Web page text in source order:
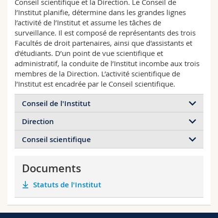
Sciences et médecine
Interfacultaire
Collaborateurs
Doctorants
Webmail
Programme des cours
MyUnifr
Conseil scientifique et la Direction. Le Conseil de
l’Institut planifie, détermine dans les grandes lignes
l’activité de l’Institut et assume les tâches de
surveillance. Il est composé de représentants des trois
Facultés de droit partenaires, ainsi que d'assistants et
d'étudiants. D’un point de vue scientifique et
administratif, la conduite de l’Institut incombe aux trois
membres de la Direction. L’activité scientifique de
l’Institut est encadrée par le Conseil scientifique.
Conseil de l'Institut
Prof. Cesla Amarelle, Université de Neuchâtel,
Présidente
Prof. Eva Maria Belser, Université de Fribourg,
Prof. Isabelle Chabloz, Université de Fribourg
Prof. Michael Hahn, Université de Berne
Prof. Jörg Künzli, Université de Berne
Robert Mosters, Université de Fribourg
Direction
Prof. Samantha Besson, Université de Fribourg
Fribourg, directrice administrative
Prof. Sarah Progin-Theuerkauf, Université de
Fribourg
Conseil scientifique
Thérèse Blanchet, Directrice, Service juridique,
European Union, Bruxelles/Brussel
Prof. Bruno de Witte, Maastricht University
Documents
Statuts de l'Institut